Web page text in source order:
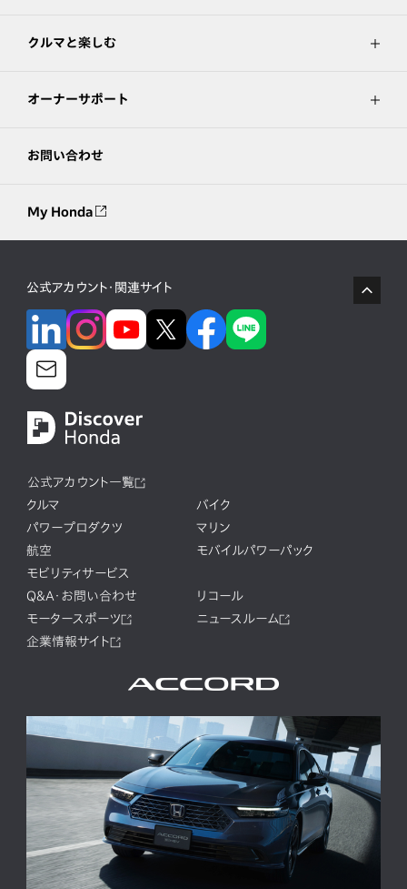
クルマと楽しむ
オーナーサポート
お問い合わせ
My Honda
公式アカウント・関連サイト
公式アカウント一覧
クルマ
バイク
パワープロダクツ
マリン
航空
モバイルパワーパック
モビリティサービス
Q&A・お問い合わせ
リコール
モータースポーツ
ニュースルーム
企業情報サイト